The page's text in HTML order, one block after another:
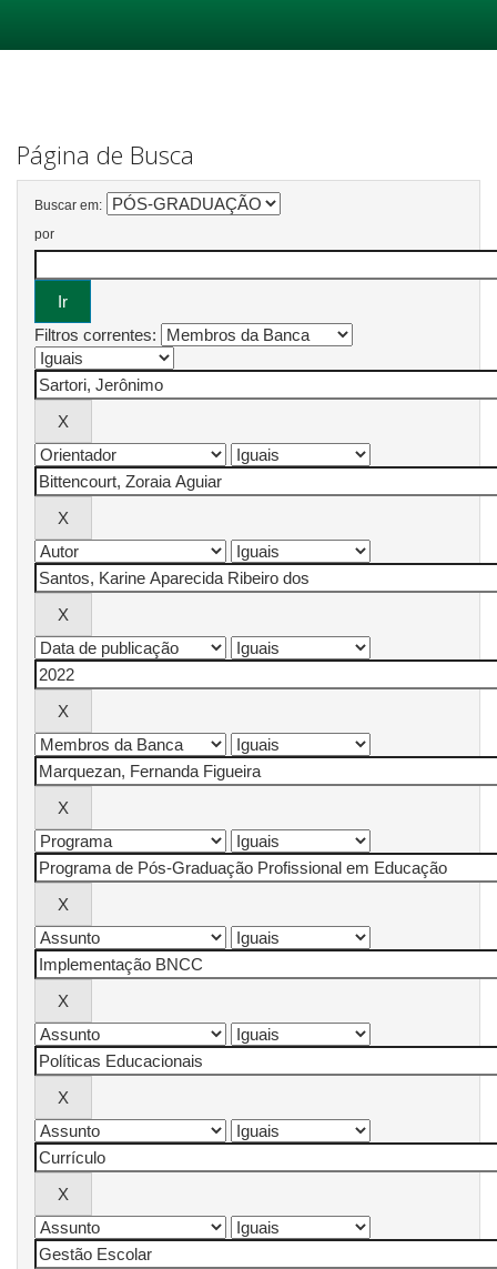
Página de Busca
Buscar em:
por
Filtros correntes: